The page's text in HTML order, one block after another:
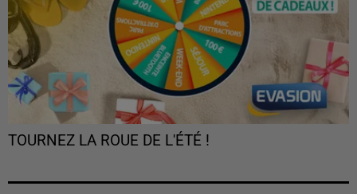
TOURNEZ LA ROUE DE L'ÉTÉ !